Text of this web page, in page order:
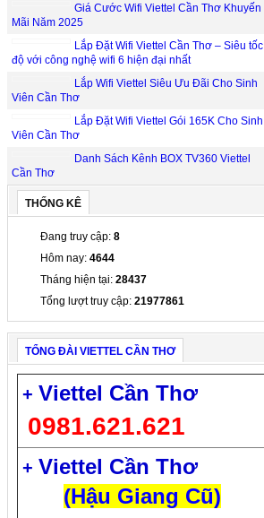
Giá Cước Wifi Viettel Cần Thơ Khuyến
Mãi Năm 2025
Lắp Đặt Wifi Viettel Cần Thơ – Siêu tốc
độ với công nghệ wifi 6 hiện đại nhất
Lắp Wifi Viettel Siêu Ưu Đãi Cho Sinh
Viên Cần Thơ
Lắp Đặt Wifi Viettel Gói 165K Cho Sinh
Viên Cần Thơ
Danh Sách Kênh BOX TV360 Viettel
Cần Thơ
THỐNG KÊ
Đang truy cập: 8
Hôm nay: 4644
Tháng hiện tại: 28437
Tổng lượt truy cập: 21977861
TỔNG ĐÀI VIETTEL CẦN THƠ
+ Viettel Cần Thơ
0981.621.621
+ Viettel Cần Thơ
(Hậu Giang Cũ)